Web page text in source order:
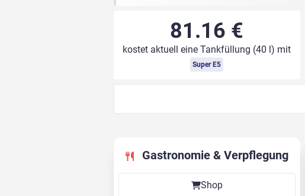
81.16 €
kostet aktuell eine Tankfüllung (40 l) mit
Super E5
Gastronomie & Verpflegung
Shop